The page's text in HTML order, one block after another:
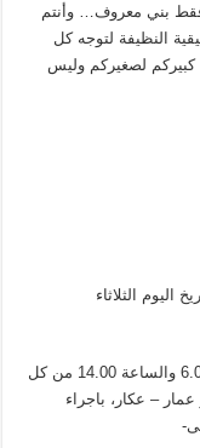
بني معروف… وأنتم
النظيفة لتوجه كل
لصغيركم وليس
الثلاثاء
بتواريخ 18، 19، 26، 2015/6/29، ما بين الساعة 6.00 والساعة 14.00 من كل
– عكار، باجراء